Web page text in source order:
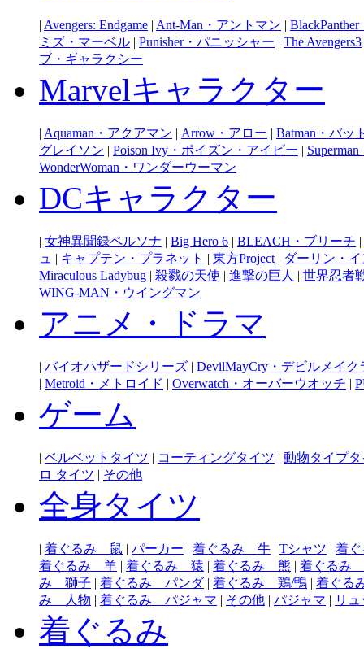
| Avengers: Endgame | Ant-Man・アントマン |
ミズ・マーベル | Punisher・パニッシャー | The Avengers3
ブ・ギャラクシー
Marvelキャラクター
| Aquaman・アクアマン | Arrow・アロー | Batman・バッ
グレイソン | Poison Ivy・ポイズン・アイビー |
WonderWoman・ワンダーウーマン
DCキャラクター
| 女神異聞録ペルソナ | Big Hero 6 | BLEACH・ブリーチ |
ュ | キャプテン・プラネット | 東方Project | ダーリン・
Miraculous Ladybug | 殺戮の天使 | 進撃の巨人 | 世界忍者
WING-MAN・ウイングマン
アニメ・ドラマ
| バイオハザードシリーズ | DevilMayCry・デビルメイク
| Metroid・メトロイド | Overwatch・オーバーウオッチ |
ゲーム
| ベルベットタイツ | コーティングタイツ | 動物タイプ
ロ タイツ | その他
全身タイツ
| 着ぐるみ 鼠 | パーカー | 着ぐるみ 牛 | Tシャツ | 着
着ぐるみ 羊 | 着ぐるみ 猿 | 着ぐるみ 熊 | 着ぐるみ
み 獅子 | 着ぐるみ パンダ | 着ぐるみ 鶏/鴨 | 着ぐる
み 人物 | 着ぐるみ パジャマ | その他 | パジャマ | リ
着ぐるみ